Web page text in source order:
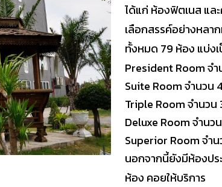
ได้แก่ ห้องฟิตเนส แล
เลือกสรรค์อย่างหลา
ทั้งหมด 79 ห้อง แบ่ง
President Room จำ
Suite Room จำนวน
Triple Room จำนวน
Deluxe Room จำนว
Superior Room จำ
นอกจากนี้ยังมีห้องปร
ห้อง คอยให้บริการ